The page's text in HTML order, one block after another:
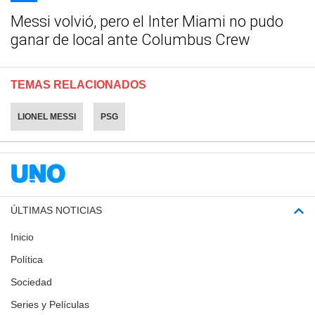
Messi volvió, pero el Inter Miami no pudo
ganar de local ante Columbus Crew
TEMAS RELACIONADOS
LIONEL MESSI PSG
ÚLTIMAS NOTICIAS
Inicio
Política
Sociedad
Series y Películas